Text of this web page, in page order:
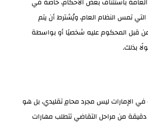
التي تمس النظام العام، ويُشترط أن يتم
من قبل المحكوم عليه شخصيًا أو بواسطة
بذلك.
الإمارات ليس مجرد محامٍ تقليدي، بل هو
من مراحل التقاضي تتطلب مهارات